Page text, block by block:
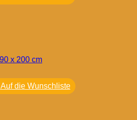
Auf die Wunschliste